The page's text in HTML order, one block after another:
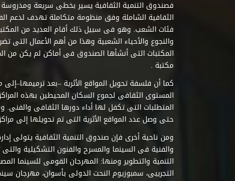
فصندوق التنمية الثقافية يسير بخطى سريعة
الثقافية الشاملة وفق منظومة متكاملة تهدف لدعم
فئات الشعب. وهو فى سبيل ذلك أقام العديد من
والنجوع والأحياء الشعبية وهذا من أهم الأعمال
مكتبة .
كما أن فلسفة تحويل المواقع الأثرية –بعد
المستوى الثقافى لجموع السكان المحيطين بهذه
حتى وصل عدد المواقع الأثرية التى تم تحويلها إلى مراكز
ومن ناحية أخرى فإن صندوق التنمية الثقافية يتولى
والفنية فى السينما والمسرح والفنون التشكيلية
التنمية والتطوير ومنها: المهرجان القومى للسينما
التجريبى، سمبوزيوم النحت الدولى بأسوان، مهرجان